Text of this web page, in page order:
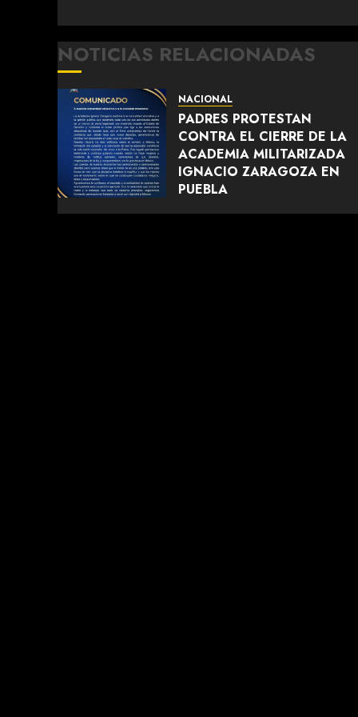
NOTICIAS RELACIONADAS
NACIONAL
PADRES PROTESTAN
CONTRA EL CIERRE DE LA
ACADEMIA MILITARIZADA
IGNACIO ZARAGOZA EN
PUEBLA
AGOSTO 5, 2026 0